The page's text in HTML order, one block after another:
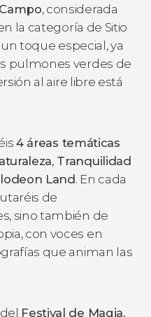
, considerada
la categoría de Sitio
toque especial, ya
pulmones verdes de
al aire libre está
4 áreas temáticas
Tranquilidad
Land. En cada
de
sino también de
con voces en
que animan las
Festival de Magia,